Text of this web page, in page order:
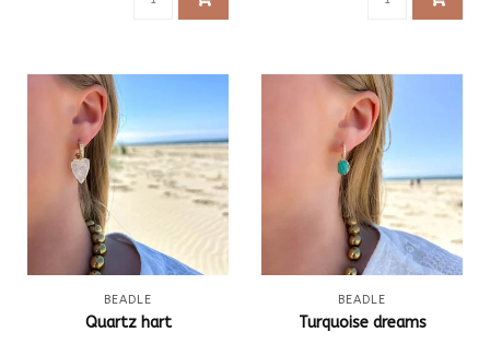
BEADLE
Quartz hart
BEADLE
Turquoise dreams